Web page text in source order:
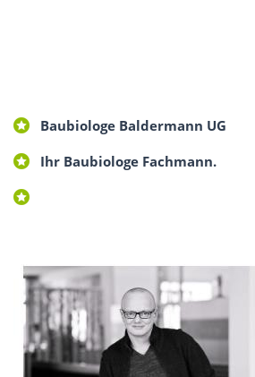
Baubiologe Baldermann UG
Ihr Baubiologe Fachmann.